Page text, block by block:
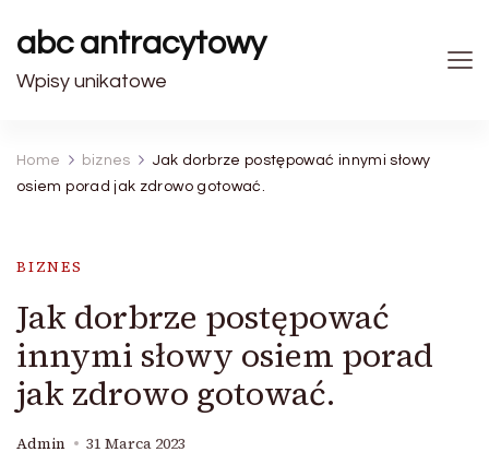
abc antracytowy
Wpisy unikatowe
Home biznes
Jak dorbrze postępować innymi słowy
osiem porad jak zdrowo gotować.
BIZNES
Jak dorbrze postępować
innymi słowy osiem porad
jak zdrowo gotować.
Admin 31 Marca 2023